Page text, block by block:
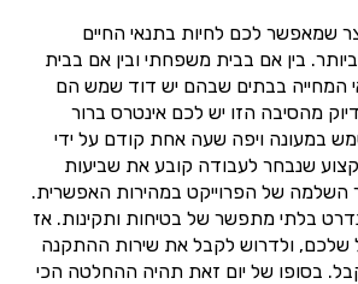
שמאפשר לכם לחיות בתנאי החיים
בין אם בבית משפחתי ובין אם בבית
המחייה בבתים שבהם יש דוד שמש הם
מהסיבה הזו יש לכם אינטרס ברור
במעונה ויפה שעה אחת קודם על ידי
שנבחר לעבודה קובע את שביעות
השלמה של הפרוייקט במהירות האפשרית.
בלתי מתפשר של בטיחות ותקינות. אז
שלכם, ולדרוש לקבל את שירות ההתקנה
בסופו של יום זאת תהיה ההחלטה הכי